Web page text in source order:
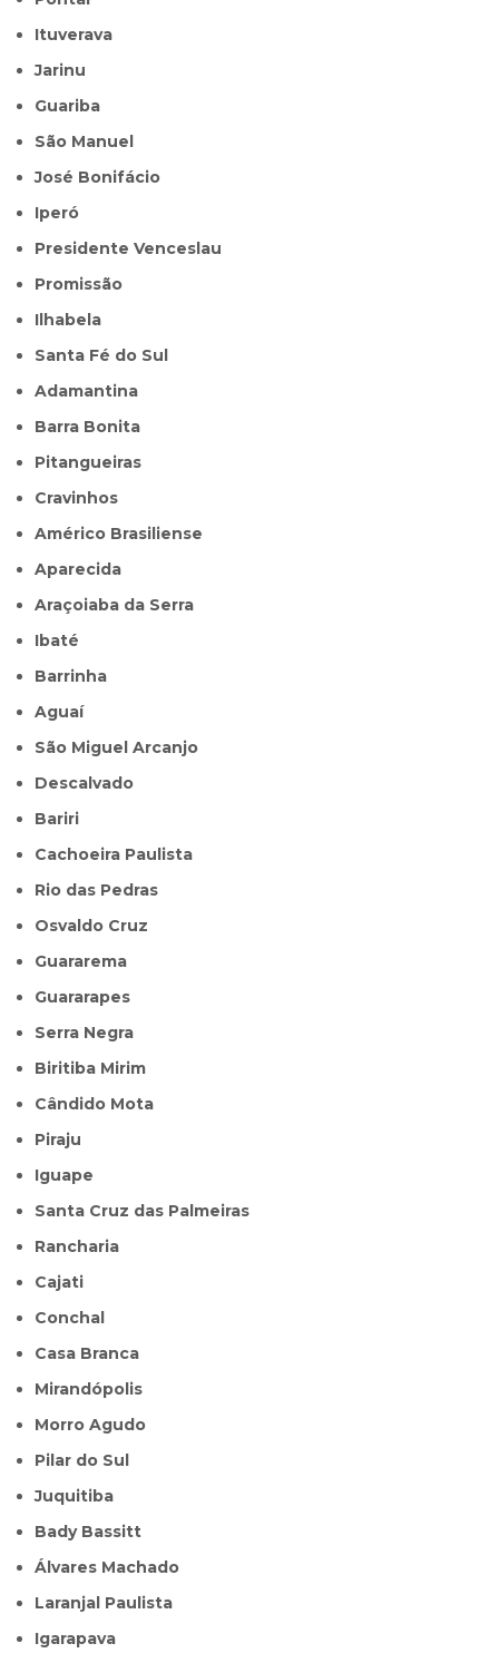
Ituverava
Jarinu
Guariba
São Manuel
José Bonifácio
Iperó
Presidente Venceslau
Promissão
Ilhabela
Santa Fé do Sul
Adamantina
Barra Bonita
Pitangueiras
Cravinhos
Américo Brasiliense
Aparecida
Araçoiaba da Serra
Ibaté
Barrinha
Aguaí
São Miguel Arcanjo
Descalvado
Bariri
Cachoeira Paulista
Rio das Pedras
Osvaldo Cruz
Guararema
Guararapes
Serra Negra
Biritiba Mirim
Cândido Mota
Piraju
Iguape
Santa Cruz das Palmeiras
Rancharia
Cajati
Conchal
Casa Branca
Mirandópolis
Morro Agudo
Pilar do Sul
Juquitiba
Bady Bassitt
Álvares Machado
Laranjal Paulista
Igarapava